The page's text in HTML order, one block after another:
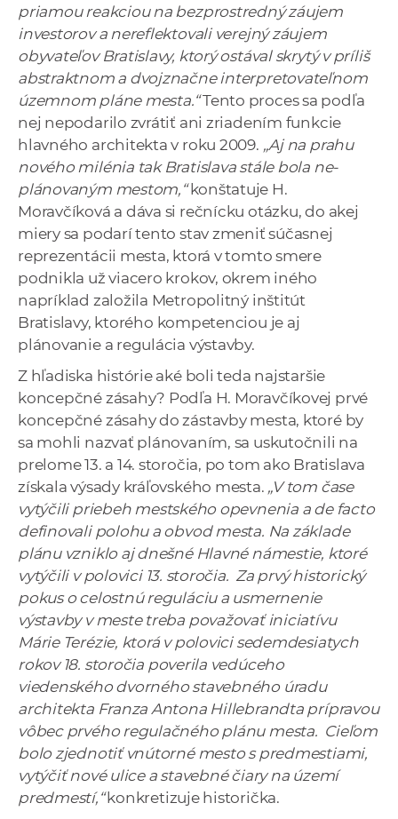
priamou reakciou na bezprostredný záujem
investorov a nereflektovali verejný záujem
obyvateľov Bratislavy, ktorý ostával skrytý v príliš
abstraktnom a dvojznačne interpretovateľnom
územnom pláne mesta.“Tento proces sa podľa
nej nepodarilo zvrátiť ani zriadením funkcie
hlavného architekta v roku 2009. „Aj na prahu
nového milénia tak Bratislava stále bola ne-
plánovaným mestom,“konštatuje H.
Moravčíková a dáva si rečnícku otázku, do akej
miery sa podarí tento stav zmeniť súčasnej
reprezentácii mesta, ktorá v tomto smere
podnikla už viacero krokov, okrem iného
napríklad založila Metropolitný inštitút
Bratislavy, ktorého kompetenciou je aj
plánovanie a regulácia výstavby.
Z hľadiska histórie aké boli teda najstaršie
koncepčné zásahy? Podľa H. Moravčíkovej prvé
koncepčné zásahy do zástavby mesta, ktoré by
sa mohli nazvať plánovaním, sa uskutočnili na
prelome 13. a 14. storočia, po tom ako Bratislava
získala výsady kráľovského mesta. „V tom čase
vytýčili priebeh mestského opevnenia a de facto
definovali polohu a obvod mesta. Na základe
plánu vzniklo aj dnešné Hlavné námestie, ktoré
vytýčili v polovici 13. storočia. Za prvý historický
pokus o celostnú reguláciu a usmernenie
výstavby v meste treba považovať iniciatívu
Márie Terézie, ktorá v polovici sedemdesiatych
rokov 18. storočia poverila vedúceho
viedenského dvorného stavebného úradu
architekta Franza Antona Hillebrandta prípravou
vôbec prvého regulačného plánu mesta. Cieľom
bolo zjednotiť vnútorné mesto s predmestiami,
vytýčiť nové ulice a stavebné čiary na území
predmestí,“konkretizuje historička.